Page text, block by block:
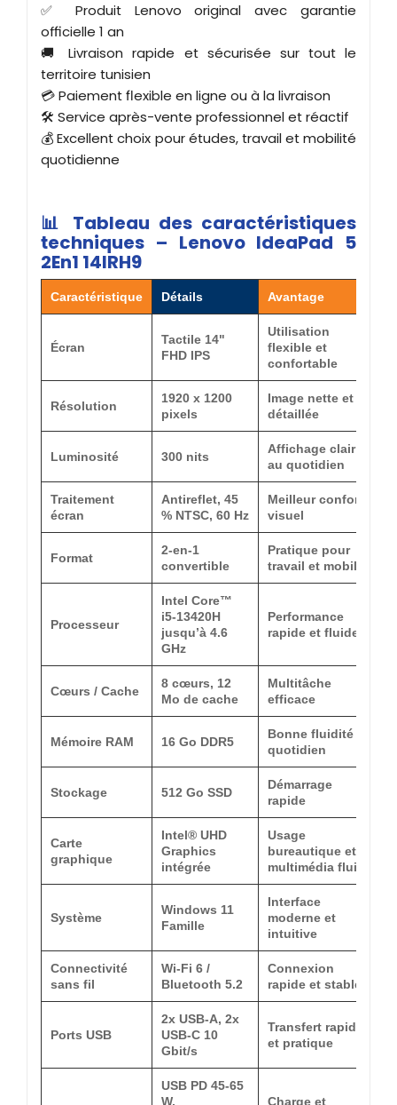
✅ Produit Lenovo original avec garantie
officielle 1 an
🚚 Livraison rapide et sécurisée sur tout le
territoire tunisien
💳 Paiement flexible en ligne ou à la livraison
🛠️ Service après-vente professionnel et réactif
💰 Excellent choix pour études, travail et mobilité
quotidienne
📊 Tableau des caractéristiques
techniques – Lenovo IdeaPad 5
2En1 14IRH9
Caractéristique Détails Avantage
Écran
Tactile 14"
FHD IPS
Utilisation
flexible et
confortable
Résolution
1920 x 1200
pixels
Image nette et
détaillée
Luminosité 300 nits
Affichage clair
au quotidien
Traitement
écran
Antireflet, 45
% NTSC, 60 Hz
Meilleur confort
visuel
Format
2-en-1
convertible
Pratique pour
travail et mobilité
Processeur
Intel Core™
i5-13420H
jusqu’à 4.6
GHz
Performance
rapide et fluide
Cœurs / Cache
8 cœurs, 12
Mo de cache
Multitâche
efficace
Mémoire RAM 16 Go DDR5
Bonne fluidité au
quotidien
Stockage 512 Go SSD
Démarrage
rapide
Carte
graphique
Intel® UHD
Graphics
intégrée
Usage
bureautique et
multimédia fluide
Système
Windows 11
Famille
Interface
moderne et
intuitive
Connectivité
sans fil
Wi-Fi 6 /
Bluetooth 5.2
Connexion
rapide et stable
Ports USB
2x USB-A, 2x
USB-C 10
Gbit/s
Transfert rapide
et pratique
USB PD 45-65
W,
Charge et